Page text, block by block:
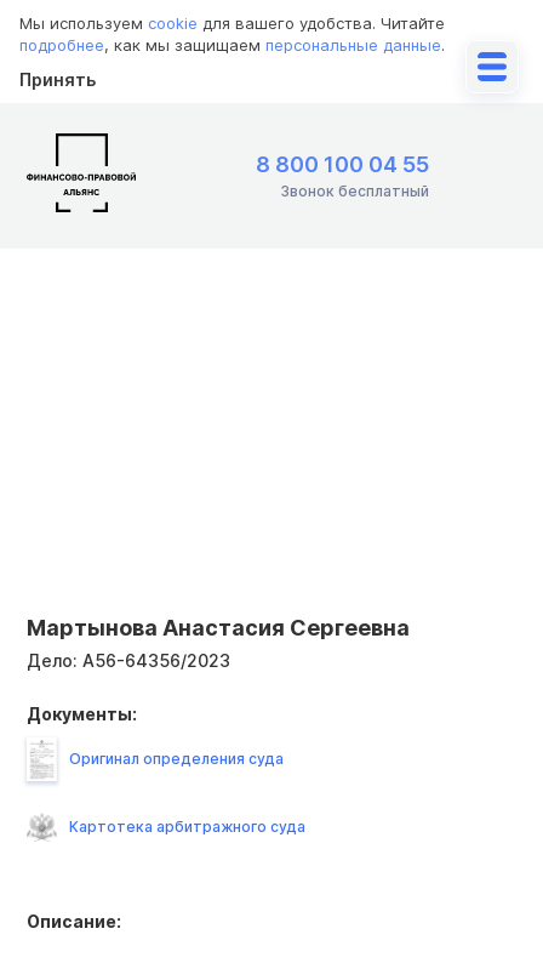
Мы используем cookie для вашего удобства. Читайте
подробнее, как мы защищаем персональные данные.
Принять
8 800 100 04 55
Звонок бесплатный
Мартынова Анастасия Сергеевна
Дело: А56-64356/2023
Описание:
Документы:
Оригинал определения суда
Картотека арбитражного суда